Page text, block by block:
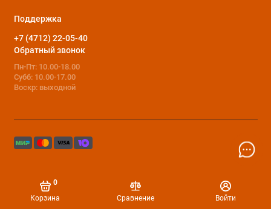
Корзина
0
Сравнение
Войти
Поддержка
+7 (4712) 22-05-40
Обратный звонок
Пн-Пт: 10.00-18.00
Субб: 10.00-17.00
Воскр: выходной